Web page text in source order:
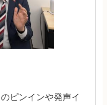
ピンインや発声イ